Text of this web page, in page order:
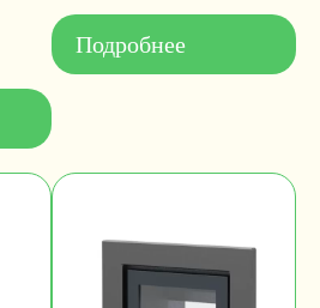
Подробнее